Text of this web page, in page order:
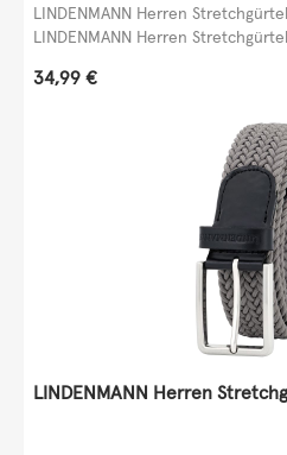
LINDENMANN Herren
LINDENMANN Herren
Regulärer Preis:
34,99 €
LINDENMANN Herren